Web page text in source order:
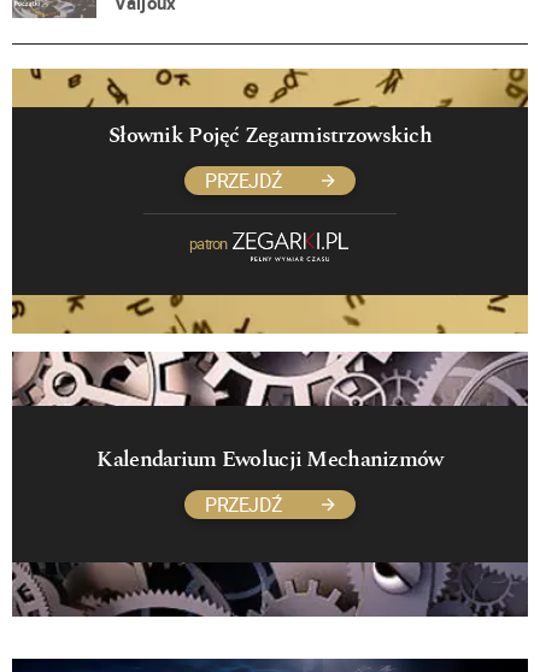
Słownik Pojęć Zegarmistrzowskich
PRZEJDŹ
patron
Kalendarium Ewolucji Mechanizmów
PRZEJDŹ